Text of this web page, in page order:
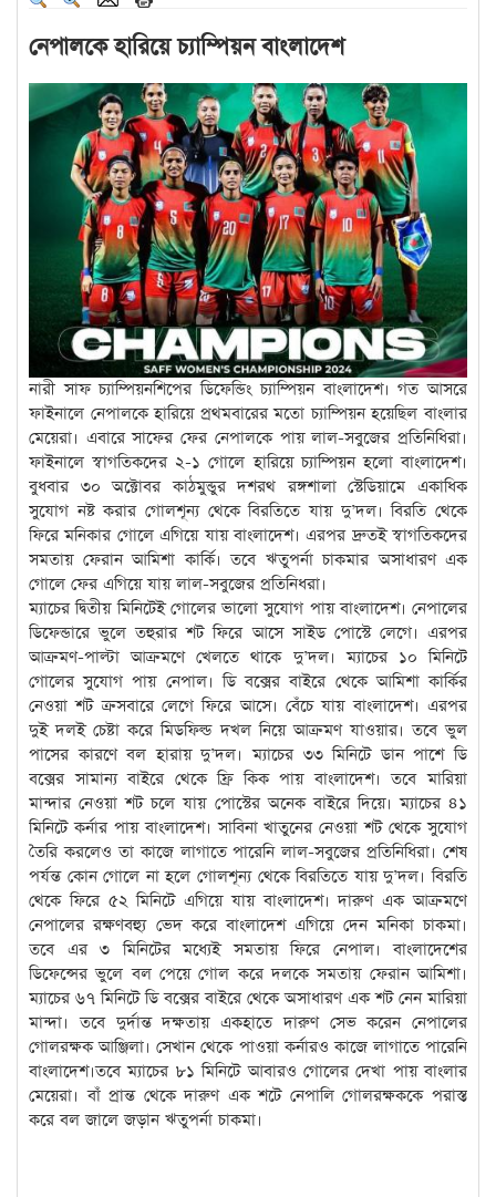
নেপালকে হারিয়ে চ্যাম্পিয়ন বাংলাদেশ
নারী সাফ চ্যাম্পিয়নশিপের ডিফেন্ডিং চ্যাম্পিয়ন বাংলাদেশ। গত আসরে
ফাইনালে নেপালকে হারিয়ে প্রথমবারের মতো চ্যাম্পিয়ন হয়েছিল বাংলার
মেয়েরা। এবারে সাফের ফের নেপালকে পায় লাল-সবুজের প্রতিনিধিরা।
ফাইনালে স্বাগতিকদের ২-১ গোলে হারিয়ে চ্যাম্পিয়ন হলো বাংলাদেশ।
বুধবার ৩০ অক্টোবর কাঠমুন্ডুর দশরথ রঙ্গশালা স্টেডিয়ামে একাধিক
সুযোগ নষ্ট করার গোলশূন্য থেকে বিরতিতে যায় দু’দল। বিরতি থেকে
ফিরে মনিকার গোলে এগিয়ে যায় বাংলাদেশ। এরপর দ্রুতই স্বাগতিকদের
সমতায় ফেরান আমিশা কার্কি। তবে ঋতুপর্না চাকমার অসাধারণ এক
গোলে ফের এগিয়ে যায় লাল-সবুজের প্রতিনিধরা।
ম্যাচের দ্বিতীয় মিনিটেই গোলের ভালো সুযোগ পায় বাংলাদেশ। নেপালের
ডিফেন্ডারে ভুলে তহুরার শট ফিরে আসে সাইড পোস্টে লেগে। এরপর
আক্রমণ-পাল্টা আক্রমণে খেলতে থাকে দু’দল। ম্যাচের ১০ মিনিটে
গোলের সুযোগ পায় নেপাল। ডি বক্সের বাইরে থেকে আমিশা কার্কির
নেওয়া শট ক্রসবারে লেগে ফিরে আসে। বেঁচে যায় বাংলাদেশ। এরপর
দুই দলই চেষ্টা করে মিডফিল্ড দখল নিয়ে আক্রমণ যাওয়ার। তবে ভুল
পাসের কারণে বল হারায় দু’দল। ম্যাচের ৩৩ মিনিটে ডান পাশে ডি
বক্সের সামান্য বাইরে থেকে ফ্রি কিক পায় বাংলাদেশ। তবে মারিয়া
মান্দার নেওয়া শট চলে যায় পোস্টের অনেক বাইরে দিয়ে। ম্যাচের ৪১
মিনিটে কর্নার পায় বাংলাদেশ। সাবিনা খাতুনের নেওয়া শট থেকে সুযোগ
তৈরি করলেও তা কাজে লাগাতে পারেনি লাল-সবুজের প্রতিনিধিরা। শেষ
পর্যন্ত কোন গোলে না হলে গোলশূন্য থেকে বিরতিতে যায় দু’দল। বিরতি
থেকে ফিরে ৫২ মিনিটে এগিয়ে যায় বাংলাদেশ। দারুণ এক আক্রমণে
নেপালের রক্ষণবহ্যু ভেদ করে বাংলাদেশ এগিয়ে দেন মনিকা চাকমা।
তবে এর ৩ মিনিটের মধ্যেই সমতায় ফিরে নেপাল। বাংলাদেশের
ডিফেন্সের ভুলে বল পেয়ে গোল করে দলকে সমতায় ফেরান আমিশা।
ম্যাচের ৬৭ মিনিটে ডি বক্সের বাইরে থেকে অসাধারণ এক শট নেন মারিয়া
মান্দা। তবে দুর্দান্ত দক্ষতায় একহাতে দারুণ সেভ করেন নেপালের
গোলরক্ষক আঞ্জিলা। সেখান থেকে পাওয়া কর্নারও কাজে লাগাতে পারেনি
বাংলাদেশ।তবে ম্যাচের ৮১ মিনিটে আবারও গোলের দেখা পায় বাংলার
মেয়েরা। বাঁ প্রান্ত থেকে দারুণ এক শটে নেপালি গোলরক্ষককে পরাস্ত
করে বল জালে জড়ান ঋতুপর্না চাকমা।